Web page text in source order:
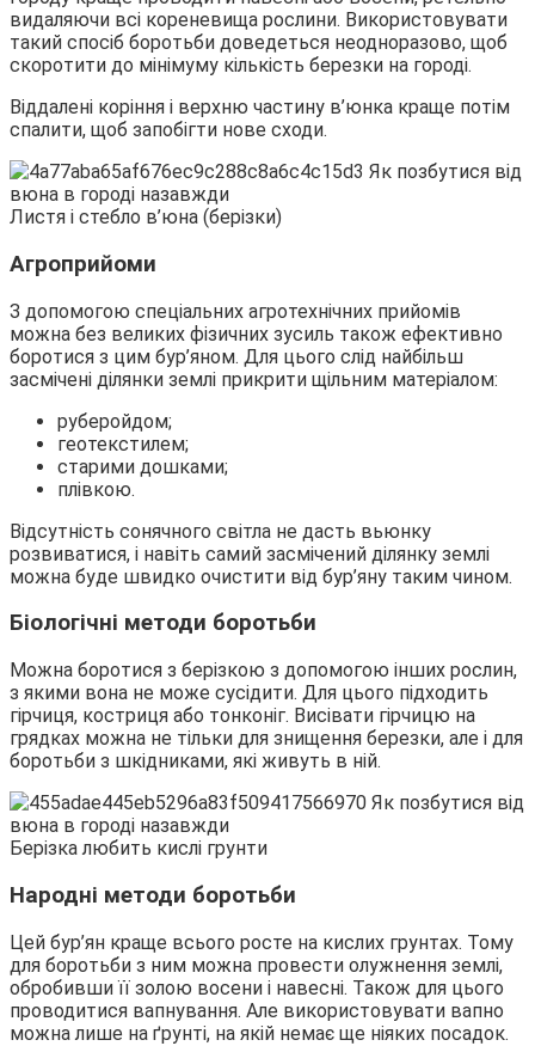
видаляючи всі кореневища рослини. Використовувати
такий спосіб боротьби доведеться неодноразово, щоб
скоротити до мінімуму кількість березки на городі.
Віддалені коріння і верхню частину в’юнка краще потім
спалити, щоб запобігти нове сходи.
Листя і стебло в’юна (берізки)
Агроприйоми
З допомогою спеціальних агротехнічних прийомів
можна без великих фізичних зусиль також ефективно
боротися з цим бур’яном. Для цього слід найбільш
засмічені ділянки землі прикрити щільним матеріалом:
руберойдом;
геотекстилем;
старими дошками;
плівкою.
Відсутність сонячного світла не дасть вьюнку
розвиватися, і навіть самий засмічений ділянку землі
можна буде швидко очистити від бур’яну таким чином.
Біологічні методи боротьби
Можна боротися з берізкою з допомогою інших рослин,
з якими вона не може сусідити. Для цього підходить
гірчиця, костриця або тонконіг. Висівати гірчицю на
грядках можна не тільки для знищення березки, але і для
боротьби з шкідниками, які живуть в ній.
Берізка любить кислі грунти
Народні методи боротьби
Цей бур’ян краще всього росте на кислих грунтах. Тому
для боротьби з ним можна провести олужнення землі,
обробивши її золою восени і навесні. Також для цього
проводитися вапнування. Але використовувати вапно
можна лише на ґрунті, на якій немає ще ніяких посадок.